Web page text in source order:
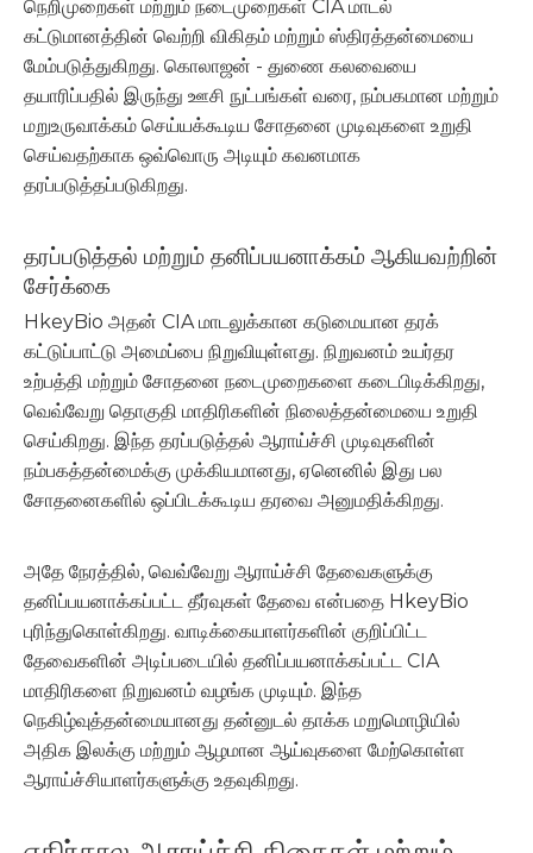
நெறிமுறைகள் மற்றும் நடைமுறைகள் CIA மாடல்
கட்டுமானத்தின் வெற்றி விகிதம் மற்றும் ஸ்திரத்தன்மையை
மேம்படுத்துகிறது. கொலாஜன் - துணை கலவையை
தயாரிப்பதில் இருந்து ஊசி நுட்பங்கள் வரை, நம்பகமான மற்றும்
மறுஉருவாக்கம் செய்யக்கூடிய சோதனை முடிவுகளை உறுதி
செய்வதற்காக ஒவ்வொரு அடியும் கவனமாக
தரப்படுத்தப்படுகிறது.
தரப்படுத்தல் மற்றும் தனிப்பயனாக்கம் ஆகியவற்றின்
சேர்க்கை
HkeyBio அதன் CIA மாடலுக்கான கடுமையான தரக்
கட்டுப்பாட்டு அமைப்பை நிறுவியுள்ளது. நிறுவனம் உயர்தர
உற்பத்தி மற்றும் சோதனை நடைமுறைகளை கடைபிடிக்கிறது,
வெவ்வேறு தொகுதி மாதிரிகளின் நிலைத்தன்மையை உறுதி
செய்கிறது. இந்த தரப்படுத்தல் ஆராய்ச்சி முடிவுகளின்
நம்பகத்தன்மைக்கு முக்கியமானது, ஏனெனில் இது பல
சோதனைகளில் ஒப்பிடக்கூடிய தரவை அனுமதிக்கிறது.
அதே நேரத்தில், வெவ்வேறு ஆராய்ச்சி தேவைகளுக்கு
தனிப்பயனாக்கப்பட்ட தீர்வுகள் தேவை என்பதை HkeyBio
புரிந்துகொள்கிறது. வாடிக்கையாளர்களின் குறிப்பிட்ட
தேவைகளின் அடிப்படையில் தனிப்பயனாக்கப்பட்ட CIA
மாதிரிகளை நிறுவனம் வழங்க முடியும். இந்த
நெகிழ்வுத்தன்மையானது தன்னுடல் தாக்க மறுமொழியில்
அதிக இலக்கு மற்றும் ஆழமான ஆய்வுகளை மேற்கொள்ள
ஆராய்ச்சியாளர்களுக்கு உதவுகிறது.